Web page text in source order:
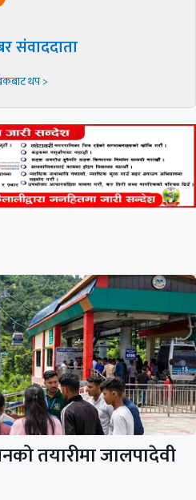
संवाददाता
थप >
तयारीमा जालपादेवी